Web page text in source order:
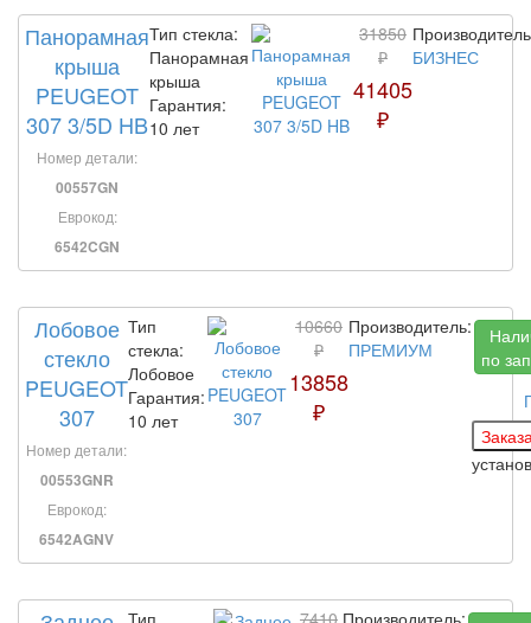
Панорамная
крыша
PEUGEOT
307 3/5D HB
Номер детали:
00557GN
Еврокод:
6542CGN
Тип стекла:
Панорамная
крыша
Гарантия:
10 лет
31850
₽
41405
₽
БИЗНЕС
Лобовое
стекло
PEUGEOT
307
Номер детали:
00553GNR
Еврокод:
6542AGNV
Тип
стекла:
Лобовое
Гарантия:
10 лет
10660
₽
13858
₽
Производитель:
ПРЕМИУМ
по
Тип 7410 Производитель: